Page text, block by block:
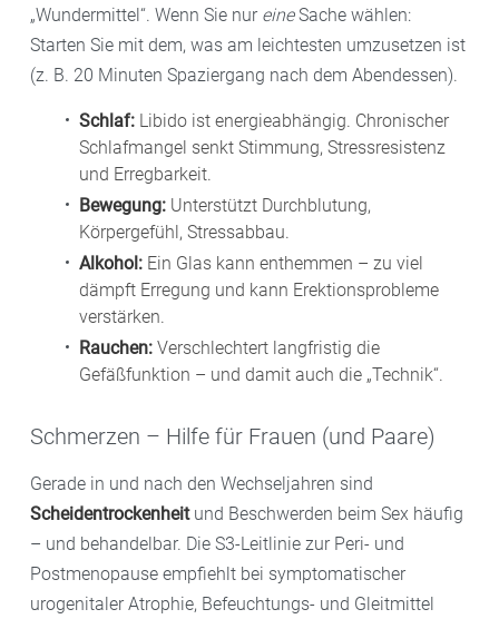
„Wundermittel“. Wenn Sie nur eineSache wählen:
Starten Sie mit dem, was am leichtesten umzusetzen ist
(z. B. 20 Minuten Spaziergang nach dem Abendessen).
Schlaf: Libido ist energieabhängig. Chronischer
Schlafmangel senkt Stimmung, Stressresistenz
und Erregbarkeit.
Bewegung: Unterstützt Durchblutung,
Körpergefühl, Stressabbau.
Alkohol: Ein Glas kann enthemmen – zu viel
dämpft Erregung und kann Erektionsprobleme
verstärken.
Rauchen: Verschlechtert langfristig die
Gefäßfunktion – und damit auch die „Technik“.
Schmerzen – Hilfe für Frauen (und Paare)
Gerade in und nach den Wechseljahren sind
Scheidentrockenheitund Beschwerden beim Sex häufig
– und behandelbar. Die S3-Leitlinie zur Peri- und
Postmenopause empfiehlt bei symptomatischer
urogenitaler Atrophie, Befeuchtungs- und Gleitmittel